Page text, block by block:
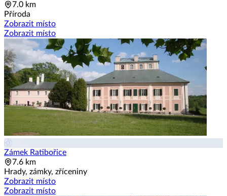
7.0 km
Příroda
Zobrazit místo
Zobrazit místo
Zámek Ratibořice
7.6 km
Hrady, zámky, zříceniny
Zobrazit místo
Zobrazit místo